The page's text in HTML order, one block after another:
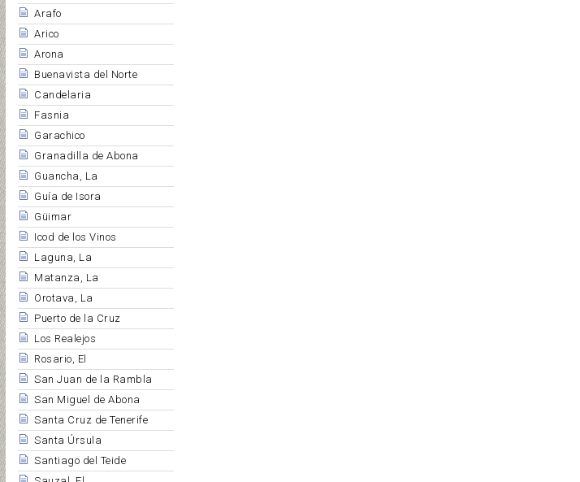
Arafo
Arico
Arona
Buenavista del Norte
Candelaria
Fasnia
Garachico
Granadilla de Abona
Guancha, La
Guía de Isora
Güimar
Icod de los Vinos
Laguna, La
Matanza, La
Orotava, La
Puerto de la Cruz
Los Realejos
Rosario, El
San Juan de la Rambla
San Miguel de Abona
Santa Cruz de Tenerife
Santa Úrsula
Santiago del Teide